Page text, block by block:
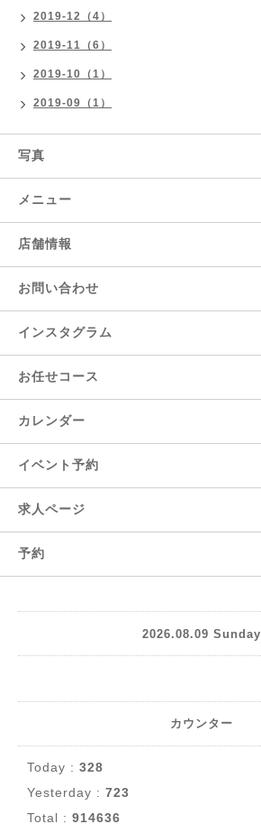
2019-12（4）
2019-11（6）
2019-10（1）
2019-09（1）
写真
メニュー
店舗情報
お問い合わせ
インスタグラム
お任せコース
カレンダー
イベント予約
求人ページ
予約
2026.08.09 Sunday
カウンター
Today : 328
Yesterday : 723
Total : 914636